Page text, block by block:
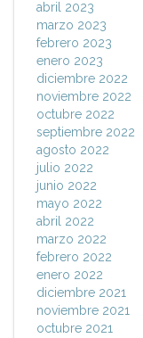
abril 2023
marzo 2023
febrero 2023
enero 2023
diciembre 2022
noviembre 2022
octubre 2022
septiembre 2022
agosto 2022
julio 2022
junio 2022
mayo 2022
abril 2022
marzo 2022
febrero 2022
enero 2022
diciembre 2021
noviembre 2021
octubre 2021